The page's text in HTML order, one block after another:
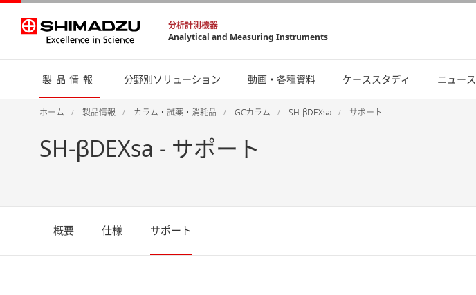
分析計測機器
Analytical and Measuring Instruments
製品情報 分野別ソリューション 動画・各種資料 ケーススタディ ニュー
ホーム 製品情報 カラム・試薬・消耗品 GCカラム SH-βDEXsa サポート
SH-βDEXsa - サポート
概要 仕様 サポート